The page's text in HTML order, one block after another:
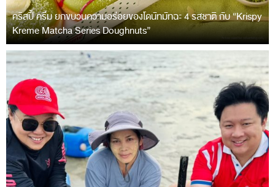
คริสปี้ ครีม ยกขบวนความอร่อยของโดนัทมัทฉะ 4 รสชาติ กับ “Krispy
Kreme Matcha Series Doughnuts”